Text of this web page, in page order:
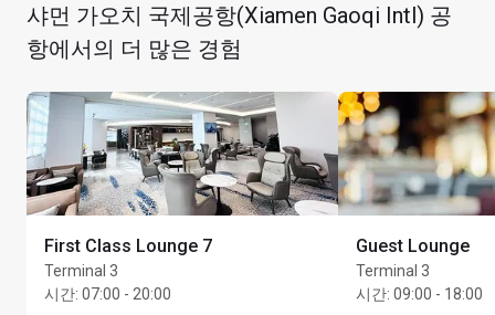
샤먼 가오치 국제공항(Xiamen Gaoqi Intl) 공
항에서의 더 많은 경험
First Class Lounge 7
Terminal 3
시간: 07:00 - 20:00
Guest Lounge
Terminal 3
시간: 09:00 - 18:00